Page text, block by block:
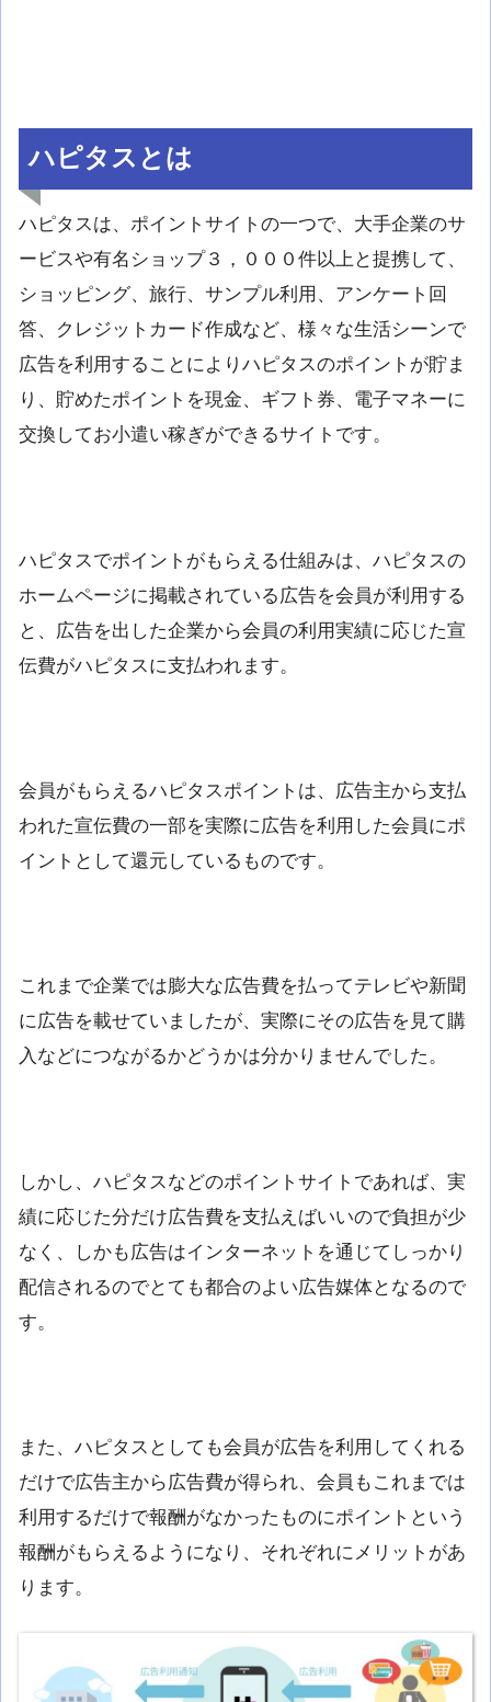
ハピタスとは
ハピタスは、ポイントサイトの一つで、大手企業のサ
ービスや有名ショップ３，０００件以上と提携して、
ショッピング、旅行、サンプル利用、アンケート回
答、クレジットカード作成など、様々な生活シーンで
広告を利用することによりハピタスのポイントが貯ま
り、貯めたポイントを現金、ギフト券、電子マネーに
交換してお小遣い稼ぎができるサイトです。
ハピタスでポイントがもらえる仕組みは、ハピタスの
ホームページに掲載されている広告を会員が利用する
と、広告を出した企業から会員の利用実績に応じた宣
伝費がハピタスに支払われます。
会員がもらえるハピタスポイントは、広告主から支払
われた宣伝費の一部を実際に広告を利用した会員にポ
イントとして還元しているものです。
これまで企業では膨大な広告費を払ってテレビや新聞
に広告を載せていましたが、実際にその広告を見て購
入などにつながるかどうかは分かりませんでした。
しかし、ハピタスなどのポイントサイトであれば、実
績に応じた分だけ広告費を支払えばいいので負担が少
なく、しかも広告はインターネットを通じてしっかり
配信されるのでとても都合のよい広告媒体となるので
す。
また、ハピタスとしても会員が広告を利用してくれる
だけで広告主から広告費が得られ、会員もこれまでは
利用するだけで報酬がなかったものにポイントという
報酬がもらえるようになり、それぞれにメリットがあ
ります。